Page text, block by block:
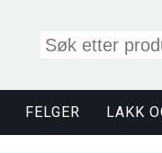
FELGER LAKK